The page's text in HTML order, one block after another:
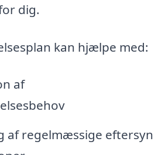
dig.
kan hjælpe med:
af
af regelmæssige eftersyn